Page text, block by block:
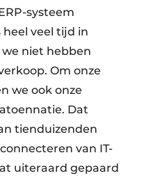
systeem
veel tijd in
niet hebben
Om onze
we ook onze
Dat
tienduizenden
van IT-
uiteraard gepaard